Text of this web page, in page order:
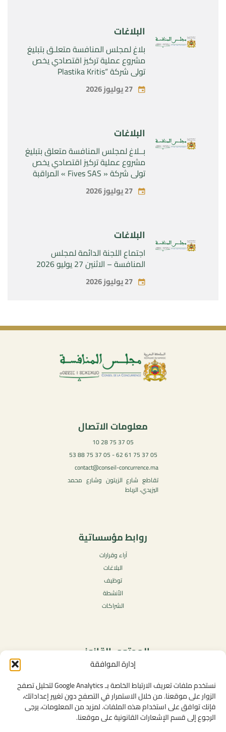
إدارة الموافقة
نستخدم ملفات تعريف الارتباط الخاصة بـ Google Analytics لتحليل تصفح
الزوار على موقعنا. من خلال الاستمرار في التصفح دون تغيير إعداداتك،
فإنك توافق على استخدام هذه الملفات. لمزيد من المعلومات، يرجى
الرجوع إلى قسم الإشعارات القانونية على موقعنا.
البلاغات
بلاغ لمجلس المنافسة متعلـق بتبليغ
مشروع عملية تركيز اقتصادي يخص
تولي شركة “Plastika Kritis
SA”المراقبة الحصرية لشركة
“Naturplas Industrial SARL” 27 يوليوز 2026
البلاغات
بــلاغ لمجلس المنافسة متعلق بتبليغ
مشروع عملية تركيز اقتصادي يخص
تولي شركة « Fives SAS » المراقبة
SAS »27 يوليوز 2026
البلاغات
اجتماع اللجنة الدائمة لمجلس
المنافسة – الاثنين 27 يوليو 2026
27 يوليوز 2026
معلومات الاتصال
05 37 75 28 10
05 37 75 61 62 - 05 37 75 88 53
contact@conseil-concurrence.ma
تقاطع شارع الزيتون وشارع محمد
اليزيدي، الرباط
روابط مؤسساتية
آراء وقرارات
البلاغات
توظيف
الأنشطة
الشراكات
المحتوى القانوني
سياسة الخصوصية
شروط الاستخدام العامة
الإشعارات القانونية
سياسة ملفات تعريف الارتباط (الكوكيز)